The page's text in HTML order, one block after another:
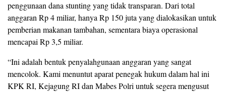
penggunaan dana stunting yang tidak transparan. Dari total
anggaran Rp 4 miliar, hanya Rp 150 juta yang dialokasikan untuk
pemberian makanan tambahan, sementara biaya operasional
mencapai Rp 3,5 miliar.
“Ini adalah bentuk penyalahgunaan anggaran yang sangat
mencolok. Kami menuntut aparat penegak hukum dalam hal ini
KPK RI, Kejagung RI dan Mabes Polri untuk segera mengusut